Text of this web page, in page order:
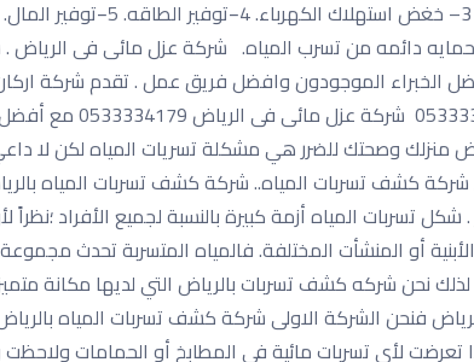
حمايه دائمه من تسرب المياه. شركة عزل مائى فى الرياض
الخبراء الموجودون وافضل فريق عمل . تقدم شركة
افضل العروض الخدمات . لمعلرفة المزيد من العروض والخدمات
المدربون من أخطر ما يعرض منزلك وصحتك للضرر هي مشكلة تسريات المياه لكن
شركة كشف تسربات المياه.. شركة كشف تسربات المياه
تسربات المياه أزمة كبيرة بالنسبة لجميع الأفراد ؛نظراً
أو المنشأت المختلفة. فالمياه المتسربة تحدث
لذلك نحن شركه كشف تسربات بالرياض التي لديها مكانة
فنحن الشركة الاولى شركة كشف تسربات المياه
تعرضت لأي تسربات مائية في المطابخ أو الحمامات